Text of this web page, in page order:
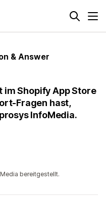
& Answer
im Shopify App Store
Fragen hast,
InfoMedia.
bereitgestellt.